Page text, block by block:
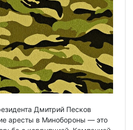
Дмитрий Песков
аресты в Минобороны — это